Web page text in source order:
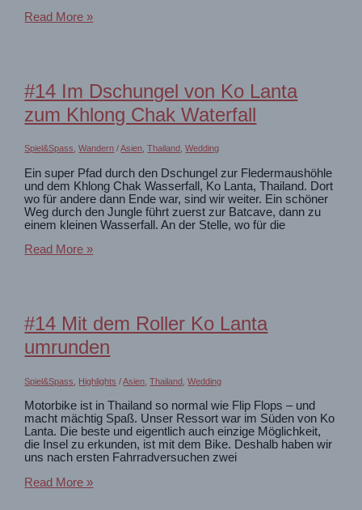
#15
Noi
Banana-
Read More »
#14 Im Dschungel von Ko Lanta
zum Khlong Chak Waterfall
Spiel&Spass ,Wandern /Asien ,Thailand ,Wedding
Ein super Pfad durch den Dschungel zur Fledermaushöhle
und dem Khlong Chak Wasserfall, Ko Lanta, Thailand. Dort
wo für andere dann Ende war, sind wir weiter. Ein schöner
Weg durch den Jungle führt zuerst zur Batcave, dann zu
einem kleinen Wasserfall. An der Stelle, wo für die
#14
Lanta
zum
Chak
Read More »
#14 Mit dem Roller Ko Lanta
umrunden
Spiel&Spass Highlights /Asien ,Thailand ,Wedding
Motorbike ist in Thailand so normal wie Flip Flops – und
macht mächtig Spaß. Unser Ressort war im Süden von Ko
Lanta. Die beste und eigentlich auch einzige Möglichkeit,
die Insel zu erkunden, ist mit dem Bike. Deshalb haben wir
uns nach ersten Fahrradversuchen zwei
#14
Read More »